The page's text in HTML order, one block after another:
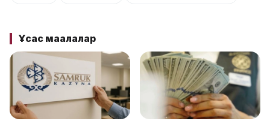
Ұқсас мақалалар